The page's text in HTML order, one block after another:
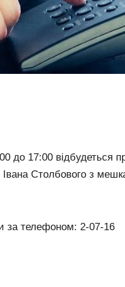
до 17:00 відбудеться
Івана Столбового з
за телефоном: 2-07-16